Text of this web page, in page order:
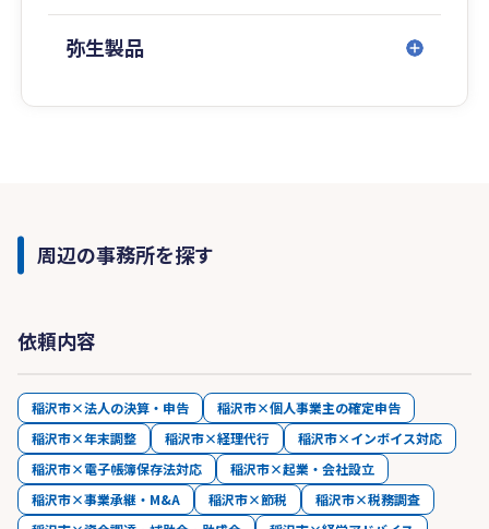
弥生製品
周辺の事務所を探す
依頼内容
稲沢市×法人の決算・申告
稲沢市×個人事業主の確定申告
稲沢市×年末調整
稲沢市×経理代行
稲沢市×インボイス対応
稲沢市×電子帳簿保存法対応
稲沢市×起業・会社設立
稲沢市×事業承継・M&A
稲沢市×節税
稲沢市×税務調査